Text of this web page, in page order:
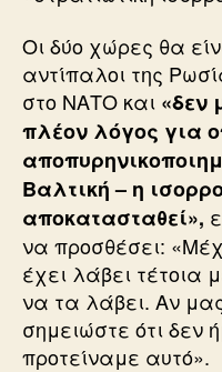
Οι δύο χώρες θα
αντίπαλοι της
στο ΝΑΤΟ και «δεν
πλέον λόγος για
Βαλτική – η
αποκατασταθεί»,
να προσθέσει:
έχει λάβει τέτοια
να τα λάβει. Αν
σημειώστε ότι δεν
προτείναμε αυτό».